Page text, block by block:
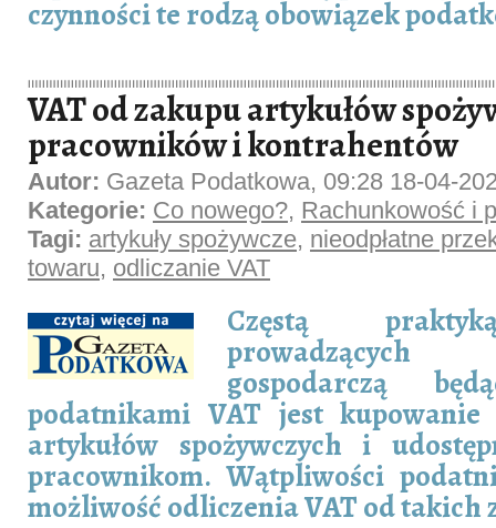
czynności te rodzą obowiązek
VAT od zakupu artykułów
pracowników i kontrahentów
Autor: Gazeta Podatkowa, 09:28 18-04-
Kategorie: Co nowego?, Rachunkowość i
Tagi: artykuły spożywcze, nieodpłatne
towaru, odliczanie VAT
Częstą
gospodarczą
podatnikami VAT jest
artykułów spożywczych i
pracownikom. Wątpliwości
możliwość odliczenia VAT od takich